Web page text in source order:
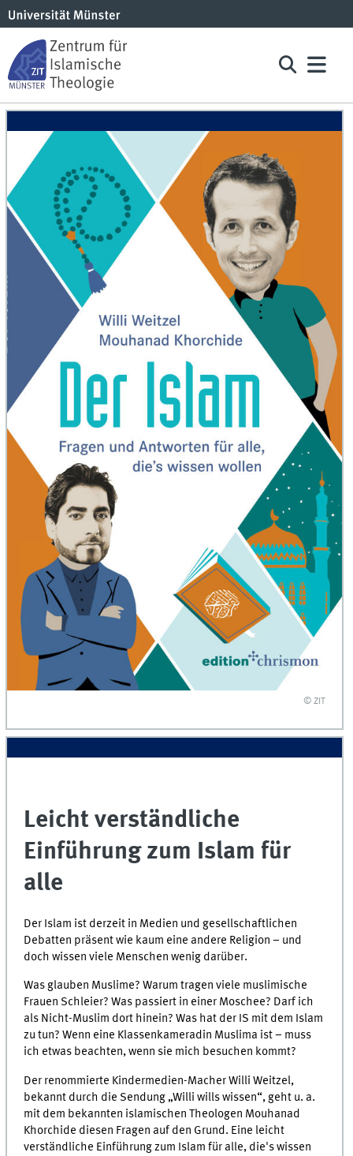
© ZIT
Leicht verständliche
Einführung zum Islam für
alle
Der Islam ist derzeit in Medien und gesellschaftlichen
Debatten präsent wie kaum eine andere Religion – und
doch wissen viele Menschen wenig darüber.
Was glauben Muslime? Warum tragen viele muslimische
Frauen Schleier? Was passiert in einer Moschee? Darf ich
als Nicht-Muslim dort hinein? Was hat der IS mit dem Islam
zu tun? Wenn eine Klassenkameradin Muslima ist – muss
ich etwas beachten, wenn sie mich besuchen kommt?
Der renommierte Kindermedien-Macher Willi Weitzel,
bekannt durch die Sendung „Willi wills wissen“, geht u. a.
mit dem bekannten islamischen Theologen Mouhanad
Khorchide diesen Fragen auf den Grund. Eine leicht
verständliche Einführung zum Islam für alle, die's wissen